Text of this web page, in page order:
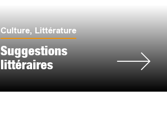
Culture, Littérature
Suggestions
littéraires